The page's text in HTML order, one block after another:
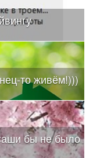
то живём!)))
бы не было